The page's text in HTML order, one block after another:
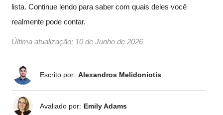
lista. Continue lendo para saber com quais deles você
realmente pode contar.
Última atualização: 10 de Junho de 2026
Avaliado por: Emily Adams
Escrito por: Alexandros Melidoniotis